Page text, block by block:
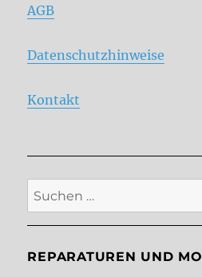
AGB
Datenschutzhinweise
Kontakt
Suche
nach:
REPARATUREN UND